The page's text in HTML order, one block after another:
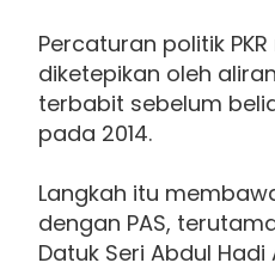
Percaturan politik
diketepikan oleh
terbabit sebelum
pada 2014.
Langkah itu
dengan PAS,
Datuk Seri Abdul Hadi